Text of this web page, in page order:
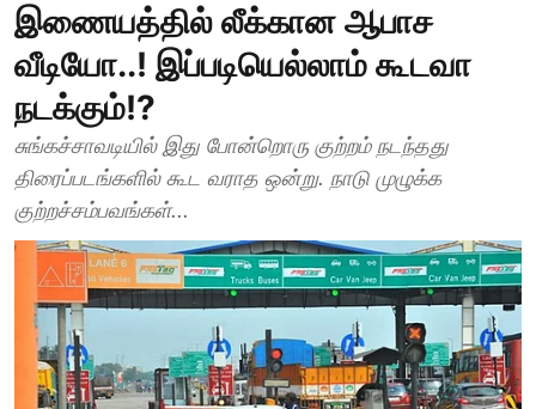
இணையத்தில் லீக்கான ஆபாச
வீடியோ..! இப்படியெல்லாம் கூடவா
நடக்கும்!?
சுங்கச்சாவடியில் இது போன்றொரு குற்றம் நடந்தது
திரைப்படங்களில் கூட வராத ஒன்று. நாடு முழுக்க
குற்றச்சம்பவங்கள்...